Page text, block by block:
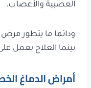
العصبية والأعصاب،
ودائما ما يتطور مرض
بينما العلاج يعمل
أمراض الدماغ